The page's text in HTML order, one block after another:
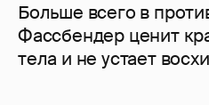
Больше всего в
Фассбендер ценит
тела и не устает